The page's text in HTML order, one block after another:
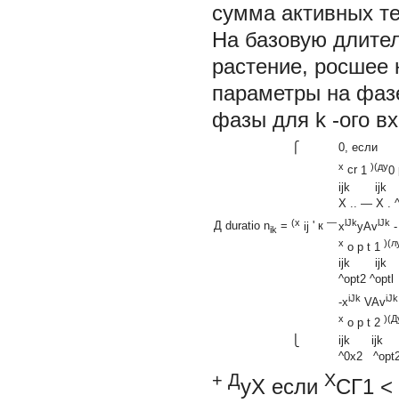
сумма активных
На базовую
растение, росшее
параметры на
фазы для k -ого
0, если
x cr 1 )(ду0
ijk ijk
X .. — X .
Д duratio nik = (x ij ' к —xlJkyAvlJk -
x о p t 1
ijk ijk
^opt2 ^optl
-xiJk VAviJk
x o p t 2
ijk ijk
^0x2
+ ДуХ если ХСГ1 <